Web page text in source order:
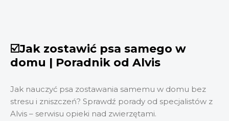
☑️Jak zostawić psa samego w
domu | Poradnik od Alvis
Jak nauczyć psa zostawania samemu w domu bez
stresu i zniszczeń? Sprawdź porady od specjalistów z
Alvis – serwisu opieki nad zwierzętami.